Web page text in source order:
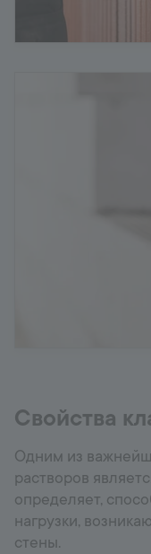
Свойства
Одним из
растворов
определяет,
нагрузки,
стены.